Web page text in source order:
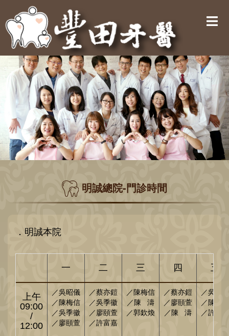
明誠總院-門診時間
．明誠本院
一 二 三 四 五
上午
09:00
/
12:00
／吳昭儀
／陳梅信
／吳季徽
／廖頤萱
／蔡亦鎧
／吳季徽
／廖頤萱
／許富嘉
／陳梅信
／陳 濤
／郭欽煥
／蔡亦鎧
／廖頤萱
／陳 濤
／吳昭儀
／陳梅信
／許富嘉